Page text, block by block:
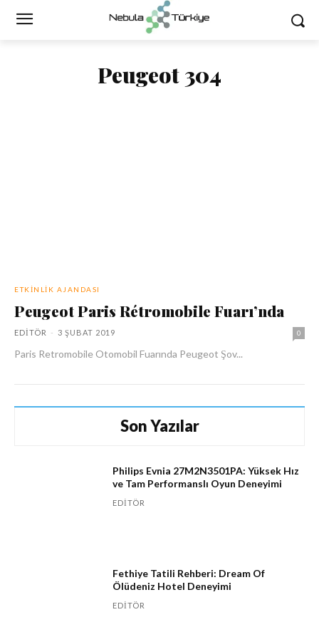
Peugeot 304
ETKINLIK AJANDASI
Peugeot Paris Rétromobile Fuarı’nda
EDITÖR - 3 ŞUBAT 2019 0
Paris Retromobile Otomobil Fuarında Peugeot Şov...
Son Yazılar
Philips Evnia 27M2N3501PA: Yüksek Hız
ve Tam Performanslı Oyun Deneyimi
EDITÖR
Fethiye Tatili Rehberi: Dream Of
Ölüdeniz Hotel Deneyimi
EDITÖR